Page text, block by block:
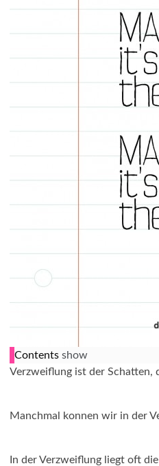
Contents show
Verzweiflung ist der Schatten,
Manchmal konnen wir in der
In der Verzweiflung liegt oft